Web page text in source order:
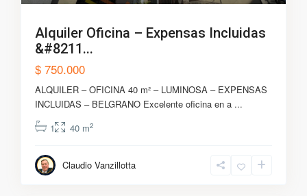
Alquiler Oficina – Expensas Incluidas
&#8211...
$ 750.000
ALQUILER – OFICINA 40 m² – LUMINOSA – EXPENSAS
INCLUIDAS – BELGRANO Excelente oficina en a ...
1
40 m2
Claudio Vanzillotta